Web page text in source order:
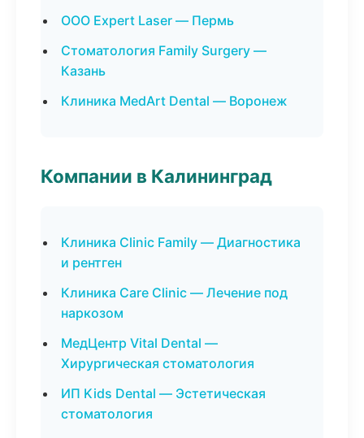
ООО Expert Laser — Пермь
Стоматология Family Surgery —
Казань
Клиника MedArt Dental — Воронеж
Компании в Калининград
Клиника Clinic Family — Диагностика
и рентген
Клиника Care Clinic — Лечение под
наркозом
МедЦентр Vital Dental —
Хирургическая стоматология
ИП Kids Dental — Эстетическая
стоматология